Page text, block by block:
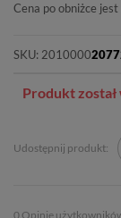
Cena po obniżce
SKU: 2010000
Produkt
Udostępnij produkt:
0 Opinie